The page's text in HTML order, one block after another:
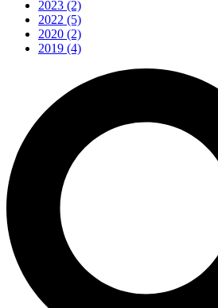
2023 (2)
2022 (5)
2020 (2)
2019 (4)